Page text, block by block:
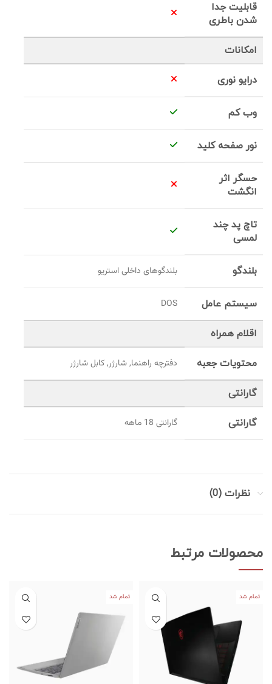
قابلیت جدا
شدن باطری
امکانات
درایو نوری
وب کم
نور صفحه کلید
حسگر اثر
انگشت
تاچ پد چند
لمسی
بلندگو بلندگوهای داخلی استریو
سیستم عامل DOS
اقلام همراه
محتویات جعبه دفترچه راهنما, شارژر, کابل شارژر
گارانتی
گارانتی گارانتی 18 ماهه
نظرات (0)
محصولات مرتبط
تمام شد تمام شد